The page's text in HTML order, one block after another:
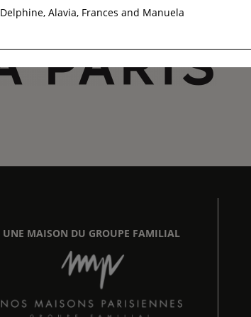
UNE MAISON DU GROUPE FAMILIAL
Delphine, Alavia, Frances and Manuela